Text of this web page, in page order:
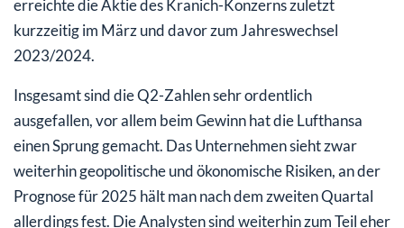
erreichte die Aktie des Kranich-Konzerns zuletzt
kurzzeitig im März und davor zum Jahreswechsel
2023/2024.
Insgesamt sind die Q2-Zahlen sehr ordentlich
ausgefallen, vor allem beim Gewinn hat die Lufthansa
einen Sprung gemacht. Das Unternehmen sieht zwar
weiterhin geopolitische und ökonomische Risiken, an der
Prognose für 2025 hält man nach dem zweiten Quartal
allerdings fest. Die Analysten sind weiterhin zum Teil eher